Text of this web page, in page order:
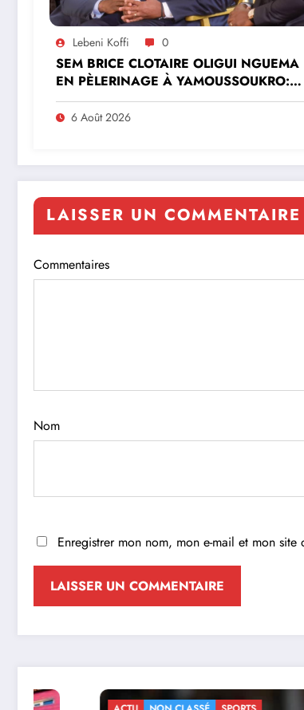
Lebeni Koffi 0
SEM BRICE CLOTAIRE OLIGUI NGUEMA
EN PÈLERINAGE À YAMOUSSOUKRO:LE
MINISTRE PAULIN CLAUDE DANHO
PREND PART À LA CÉRÉMONIE
6 Août 2026
LAISSER UN COMMENTAIRE
Commentaires
Nom
Enregistrer mon nom, mon e-mail et mon